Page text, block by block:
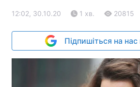
12:02, 30.10.20 1 хв. 20815
Підпишіться на